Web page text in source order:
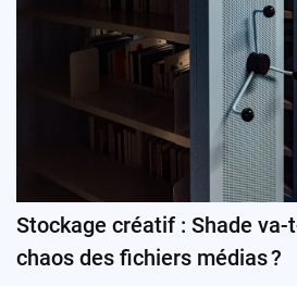
Stockage créatif : Shade
chaos des fichiers médias ?